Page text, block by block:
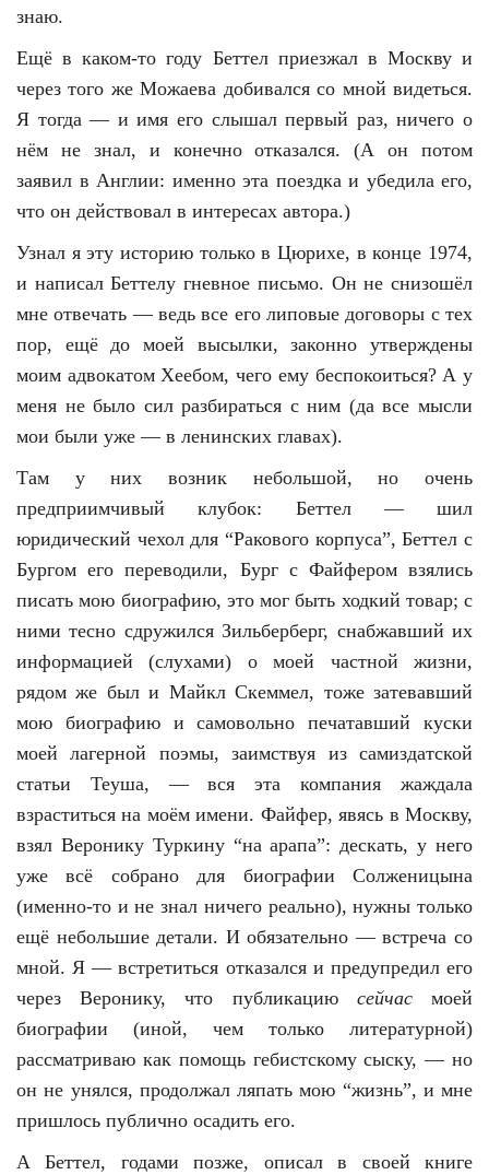
знаю.
Ещё в каком-то году Беттел приезжал в Москву и
через того же Можаева добивался со мной видеться.
Я тогда — и имя его слышал первый раз, ничего о
нём не знал, и конечно отказался. (А он потом
заявил в Англии: именно эта поездка и убедила его,
что он действовал в интересах автора.)
Узнал я эту историю только в Цюрихе, в конце 1974,
и написал Беттелу гневное письмо. Он не снизошёл
мне отвечать — ведь все его липовые договоры с тех
пор, ещё до моей высылки, законно утверждены
моим адвокатом Хеебом, чего ему беспокоиться? А у
меня не было сил разбираться с ним (да все мысли
мои были уже — в ленинских главах).
Там у них возник небольшой, но очень
предприимчивый клубок: Беттел — шил
юридический чехол для “Ракового корпуса”, Беттел с
Бургом его переводили, Бург с Файфером взялись
писать мою биографию, это мог быть ходкий товар; с
ними тесно сдружился Зильберберг, снабжавший их
информацией (слухами) о моей частной жизни,
рядом же был и Майкл Скеммел, тоже затевавший
мою биографию и самовольно печатавший куски
моей лагерной поэмы, заимствуя из самиздатской
статьи Теуша, — вся эта компания жаждала
взраститься на моём имени. Файфер, явясь в Москву,
взял Веронику Туркину “на арапа”: дескать, у него
уже всё собрано для биографии Солженицына
(именно-то и не знал ничего реально), нужны только
ещё небольшие детали. И обязательно — встреча со
мной. Я — встретиться отказался и предупредил его
через Веронику, что публикацию сейчасмоей
биографии (иной, чем только литературной)
рассматриваю как помощь гебистскому сыску, — но
он не унялся, продолжал ляпать мою “жизнь”, и мне
пришлось публично осадить его.
А Беттел, годами позже, описал в своей книге